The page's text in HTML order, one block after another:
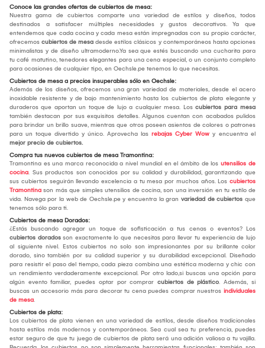
Conoce las grandes ofertas de cubiertos de mesa:
Nuestra gama de cubiertos comparte una variedad de estilos y diseños, todos
destinados a satisfacer múltiples necesidades y gustos decorativos. Ya que
entendemos que cada cocina y cada mesa están impregnadas con su propio carácter,
ofrecemos cubiertos de mesa desde estilos clásicos y contemporáneos hasta opciones
minimalistas y de diseño ultramoderno.Ya sea que estés buscando una cucharita para
tu café matutino, tenedores elegantes para una cena especial, o un conjunto completo
para ocasiones de cualquier tipo, en Oechsle.pe tenemos lo que necesitas.
Cubiertos de mesa a precios insuperables sólo en Oechsle:
Además de los diseños, ofrecemos una gran variedad de materiales, desde el acero
inoxidable resistente y de bajo mantenimiento hasta los cubiertos de plata elegante y
duraderos que aportan un toque de lujo a cualquier mesa. Los cubiertos para mesa
también destacan por sus exquisitos detalles. Algunos cuentan con acabados pulidos
para brindar un brillo suave, mientras que otros poseen asientos de colores o patrones
para un toque divertido y único. Aprovecha las rebajas Cyber Wow y encuentra el
mejor precio de cubiertos.
Compra tus nuevos cubiertos de mesa Tramontina:
Tramontina es una marca reconocida a nivel mundial en el ámbito de los utensilios de
cocina. Sus productos son conocidos por su calidad y durabilidad, garantizando que
sus cubiertos seguirán llevando excelencia a tu mesa por muchos años. Los cubiertos
Tramontina son más que simples utensilios de cocina, son una inversión en tu estilo de
vida. Navega por la web de Oechsle.pe y encuentra la gran variedad de cubiertos que
tenemos sólo para ti.
Cubiertos de mesa Dorados:
¿Estás buscando agregar un toque de sofisticación a tus cenas o eventos? Los
cubiertos dorados son exactamente lo que necesitas para llevar tu experiencia de lujo
al siguiente nivel. Estos cubiertos no solo son impresionantes por su brillante color
dorado, sino también por su calidad superior y su durabilidad excepcional. Diseñado
para resistir el paso del tiempo, cada pieza combina una estética moderna y chic con
un rendimiento verdaderamente excepcional. Por otro lado,si buscas una opción para
algún evento familiar, puedes optar por comprar cubiertos de plástico. Además, si
buscas un accesorio más para decorar tu cena puedes comprar nuestros individuales
de mesa.
Cubiertos de plata:
Los cubiertos de plata vienen en una variedad de estilos, desde diseños tradicionales
hasta estilos más modernos y contemporáneos. Sea cual sea tu preferencia, puedes
estar seguro de que tu juego de cubiertos de plata será una adición valiosa a tu vajilla.